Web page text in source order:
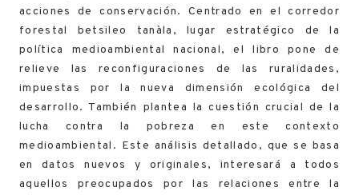
acciones de conservación. Centrado en el corredor
forestal betsileo tanàla, lugar estratégico de la
política medioambiental nacional, el libro pone de
relieve las reconfiguraciones de las ruralidades,
impuestas por la nueva dimensión ecológica del
desarrollo. También plantea la cuestión crucial de la
lucha contra la pobreza en este contexto
medioambiental. Este análisis detallado, que se basa
en datos nuevos y originales, interesará a todos
aquellos preocupados por las relaciones entre la